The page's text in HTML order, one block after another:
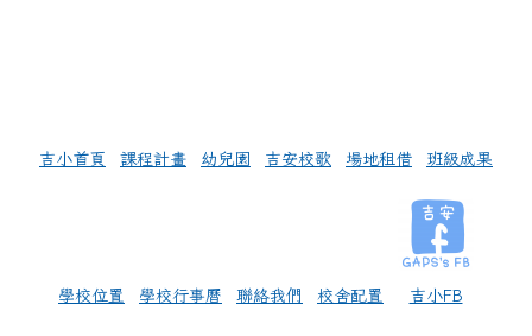
吉小首頁 課程計畫 幼兒園 吉安校歌 場地租借 班級成果
學校位置 學校行事曆 聯絡我們 校舍配置 吉小FB